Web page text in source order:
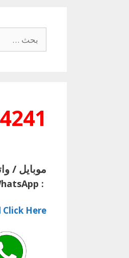
عن:
موبايل /
:
Click Here انقر هنا